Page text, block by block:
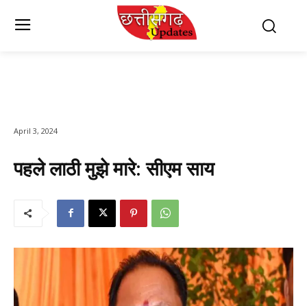
April 3, 2024
पहले लाठी मुझे मारे: सीएम साय